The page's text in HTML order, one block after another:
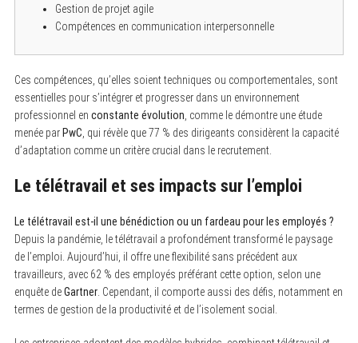
Gestion de projet agile
Compétences en communication interpersonnelle
Ces compétences, qu’elles soient techniques ou comportementales, sont
essentielles pour s’intégrer et progresser dans un environnement
professionnel en constante évolution, comme le démontre une étude
menée par PwC, qui révèle que 77 % des dirigeants considèrent la capacité
d’adaptation comme un critère crucial dans le recrutement.
Le télétravail et ses impacts sur l’emploi
Le télétravail est-il une bénédiction ou un fardeau pour les employés ?
Depuis la pandémie, le télétravail a profondément transformé le paysage
de l’emploi. Aujourd’hui, il offre une flexibilité sans précédent aux
travailleurs, avec 62 % des employés préférant cette option, selon une
enquête deGartner. Cependant, il comporte aussi des défis, notamment en
termes de gestion de la productivité et de l’isolement social.